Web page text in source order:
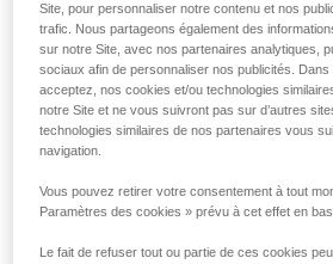
Site, pour personnaliser notre contenu et nos
trafic. Nous partageons également des
sur notre Site, avec nos partenaires analytiques,
sociaux afin de personnaliser nos publicités.
acceptez, nos cookies et/ou technologies
notre Site et ne vous suivront pas sur d’autres
technologies similaires de nos partenaires vous
navigation.
Vous pouvez retirer votre consentement à tout
Paramètres des cookies » prévu à cet effet en bas
Le fait de refuser tout ou partie de ces cookies